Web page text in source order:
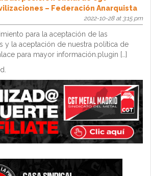
– Federación Anarquista
2022-10-28 at 3:15 pm
para la aceptación de las
y la aceptación de nuestra política de
para mayor información.plugin […]